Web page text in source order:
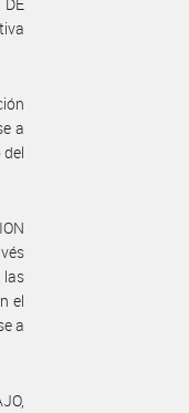
a
las
el
a